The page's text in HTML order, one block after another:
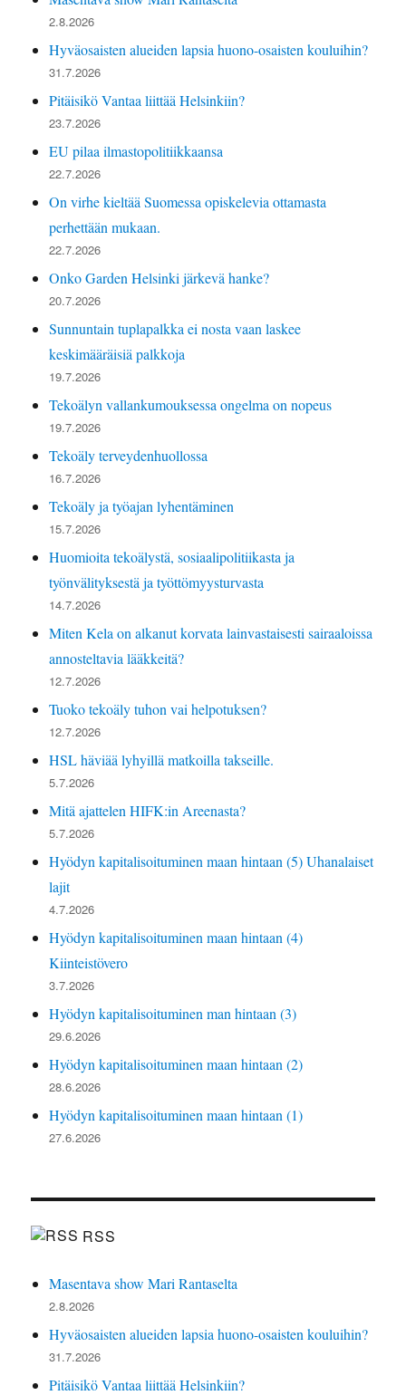
2.8.2026
Hyväosaisten alueiden lapsia huono-osaisten kouluihin?
31.7.2026
Pitäisikö Vantaa liittää Helsinkiin?
23.7.2026
EU pilaa ilmastopolitiikkaansa
22.7.2026
On virhe kieltää Suomessa opiskelevia ottamasta
perhettään mukaan.
22.7.2026
Onko Garden Helsinki järkevä hanke?
20.7.2026
Sunnuntain tuplapalkka ei nosta vaan laskee
keskimääräisiä palkkoja
19.7.2026
Tekoälyn vallankumouksessa ongelma on nopeus
19.7.2026
Tekoäly terveydenhuollossa
16.7.2026
Tekoäly ja työajan lyhentäminen
15.7.2026
Huomioita tekoälystä, sosiaalipolitiikasta ja
työnvälityksestä ja työttömyysturvasta
14.7.2026
Miten Kela on alkanut korvata lainvastaisesti sairaaloissa
annosteltavia lääkkeitä?
12.7.2026
Tuoko tekoäly tuhon vai helpotuksen?
12.7.2026
HSL häviää lyhyillä matkoilla takseille.
5.7.2026
Mitä ajattelen HIFK:in Areenasta?
5.7.2026
Hyödyn kapitalisoituminen maan hintaan (5) Uhanalaiset
lajit
4.7.2026
Hyödyn kapitalisoituminen maan hintaan (4)
Kiinteistövero
3.7.2026
Hyödyn kapitalisoituminen man hintaan (3)
29.6.2026
Hyödyn kapitalisoituminen maan hintaan (2)
28.6.2026
Hyödyn kapitalisoituminen maan hintaan (1)
27.6.2026
RSS
Masentava show Mari Rantaselta
2.8.2026
Hyväosaisten alueiden lapsia huono-osaisten kouluihin?
31.7.2026
Pitäisikö Vantaa liittää Helsinkiin?